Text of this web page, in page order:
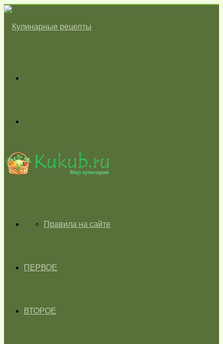
skin
ГЛАВНАЯПравила на сайте
ПЕРВОЕ
ВТОРОЕ